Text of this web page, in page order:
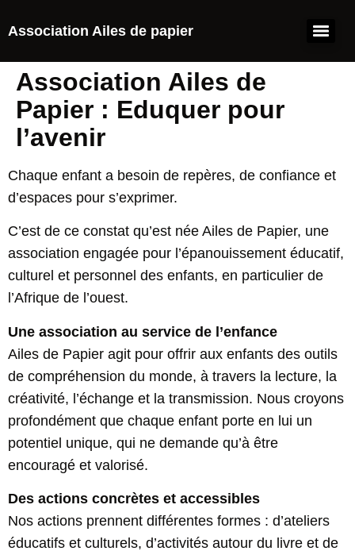
Association Ailes de papier
Association Ailes de
Papier : Eduquer pour
l’avenir
Chaque enfant a besoin de repères, de confiance et
d’espaces pour s’exprimer.
C’est de ce constat qu’est née Ailes de Papier, une
association engagée pour l’épanouissement éducatif,
culturel et personnel des enfants, en particulier de
l’Afrique de l’ouest.
Une association au service de l’enfance
Ailes de Papier agit pour offrir aux enfants des outils
de compréhension du monde, à travers la lecture, la
créativité, l’échange et la transmission. Nous croyons
profondément que chaque enfant porte en lui un
potentiel unique, qui ne demande qu’à être
encouragé et valorisé.
Des actions concrètes et accessibles
Nos actions prennent différentes formes : d’ateliers
éducatifs et culturels, d’activités autour du livre et de